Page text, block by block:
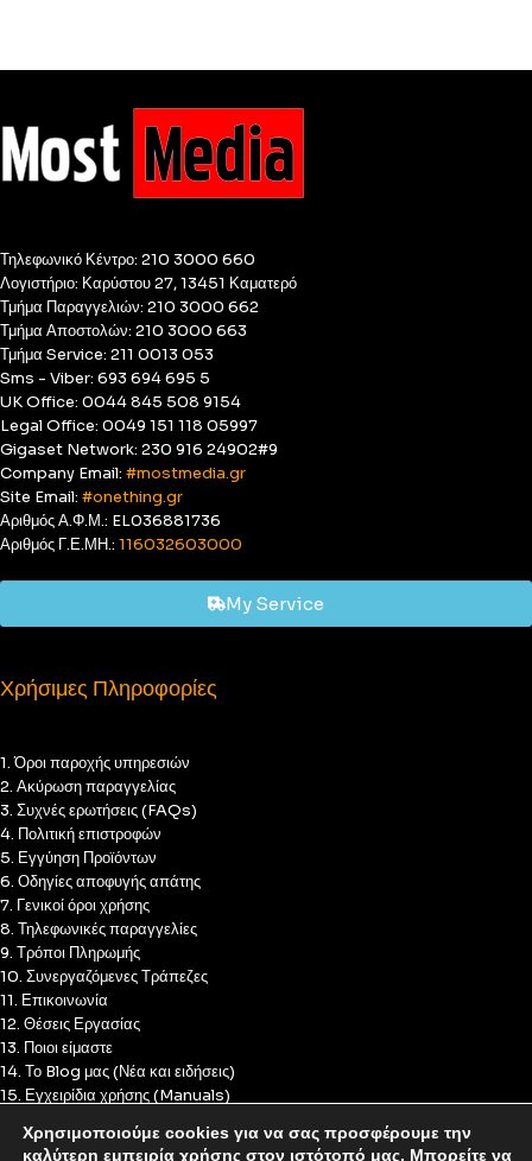
Τηλεφωνικό Κέντρο: 210 3000 660
Λογιστήριο: Καρύστου 27, 13451 Καματερό
Τμήμα Παραγγελιών: 210 3000 662
Τμήμα Αποστολών: 210 3000 663
Τμήμα Service: 211 0013 053
Sms - Viber: 693 694 695 5
UK Office: 0044 845 508 9154
Legal Office: 0049 151 118 05997
Gigaset Network: 230 916 24902#9
Company Email: #mostmedia.gr
Site Email: #onething.gr
Αριθμός Α.Φ.Μ.: EL036881736
Αριθμός Γ.Ε.ΜΗ.: 116032603000
My Service
Χρήσιμες Πληροφορίες
1. Όροι παροχής υπηρεσιών
2. Ακύρωση παραγγελίας
3. Συχνές ερωτήσεις (FAQs)
4. Πολιτική επιστροφών
5. Εγγύηση Προϊόντων
6. Οδηγίες αποφυγής απάτης
7. Γενικοί όροι χρήσης
8. Τηλεφωνικές παραγγελίες
9. Τρόποι Πληρωμής
10. Συνεργαζόμενες Τράπεζες
11. Επικοινωνία
12. Θέσεις Εργασίας
13. Ποιοι είμαστε
14. Το Blog μας (Νέα και ειδήσεις)
15. Εγχειρίδια χρήσης (Manuals)
17. Πολιτική Cookies
Χρησιμοποιούμε cookies για να σας προσφέρουμε την
καλύτερη εμπειρία χρήσης στον ιστότοπό μας. Μπορείτε να